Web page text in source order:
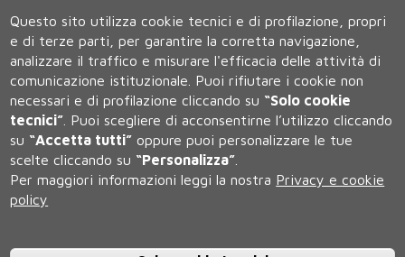
WiFi - unisiWireless
Università degli Studi di Siena
Rettorato, via Banchi di Sotto 55, 53100 Siena ITALIA
P.IVA 00273530527 | C.F. 80002070524 | Caselle Pec:
0577 235555 (dal lunedì al venerdì dalle 9.30 alle 10.30)
Questo sito utilizza cookie tecnici e di profilazione, propri
e di terze parti, per garantire la corretta navigazione,
analizzare il traffico e misurare l'efficacia delle attività di
comunicazione istituzionale. Puoi rifiutare i cookie non
necessari e di profilazione cliccando su “Solo cookie
tecnici” Puoi scegliere di acconsentirne l’utilizzo cliccando
su “Accetta tutti” oppure puoi personalizzare le tue
scelte cliccando su “Personalizza”
Per maggiori informazioni leggi la nostra Privacy e cookie
policy